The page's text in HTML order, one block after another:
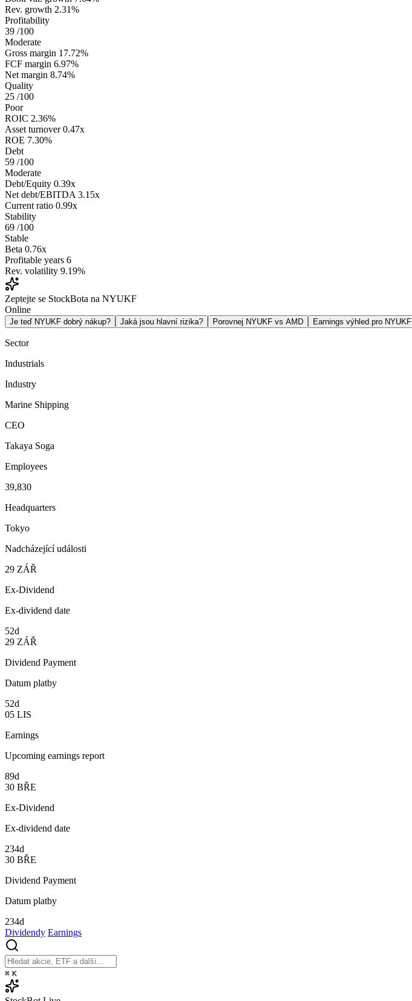
Rev. growth 2.31%
Profitability
39 /100
Moderate
Gross margin 17.72%
FCF margin 6.97%
Net margin 8.74%
Quality
25 /100
Poor
ROIC 2.36%
Asset turnover 0.47x
ROE 7.30%
Debt
59 /100
Moderate
Debt/Equity 0.39x
Net debt/EBITDA 3.15x
Current ratio 0.99x
Stability
69 /100
Stable
Beta 0.76x
Profitable years 6
Rev. volatility 9.19%
Zeptejte se StockBota na NYUKF
Online
Je teď NYUKF dobrý nákup? Jaká jsou hlavní rizika? Porovnej NYUKF vs AMD Earnings výhled pro NYUKF
Sector
Industrials
Industry
Marine Shipping
CEO
Takaya Soga
Employees
39,830
Headquarters
Tokyo
Nadcházející události
29 ZÁŘ
Ex-Dividend
Ex-dividend date
52d
29 ZÁŘ
Dividend Payment
Datum platby
52d
05 LIS
Earnings
Upcoming earnings report
89d
30 BŘE
Ex-Dividend
Ex-dividend date
234d
30 BŘE
Dividend Payment
Datum platby
234d
Dividendy Earnings
⌘ K